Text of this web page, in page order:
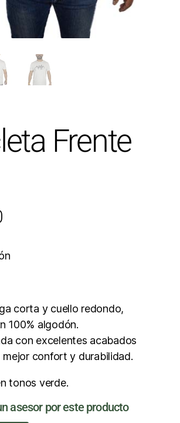
Frente
corta y cuello redondo,
100% algodón.
con excelentes acabados
mejor confort y durabilidad.
tonos verde.
asesor por este producto